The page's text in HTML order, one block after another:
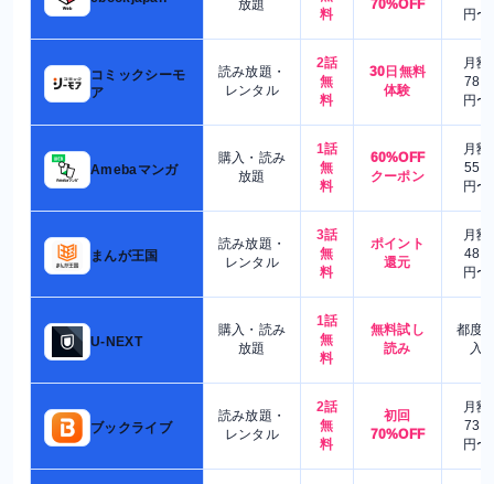
放題
料
70%OFF
円〜
コミックシーモ
ア
読み放題・
レンタル
2話
無
料
30日無料
体験
月額
780
円〜
Amebaマンガ
購入・読み
放題
1話
無
料
60%OFF
クーポン
月額
550
円〜
まんが王国
読み放題・
レンタル
3話
無
料
ポイント
還元
月額
480
円〜
U-NEXT
購入・読み
放題
1話
無
料
無料試し
読み
都度
入
ブックライブ
読み放題・
レンタル
2話
無
料
初回
70%OFF
月額
730
円〜